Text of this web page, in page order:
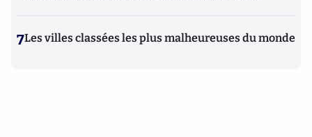
7Les villes classées les plus malheureuses du monde